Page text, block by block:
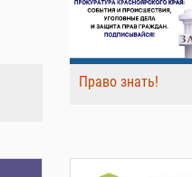
Право знать!